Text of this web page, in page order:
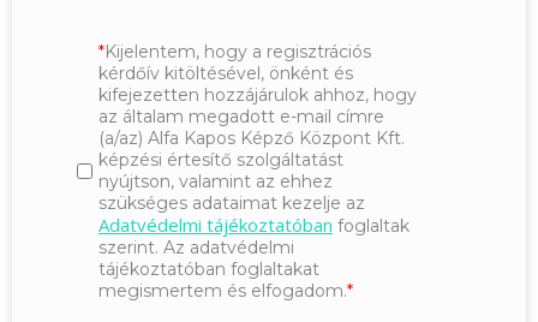
Kijelentem, hogy a regisztrációs
kérdőív kitöltésével, önként és
kifejezetten hozzájárulok ahhoz, hogy
az általam megadott e-mail címre
(a/az) Alfa Kapos Képző Központ Kft.
képzési értesítő szolgáltatást
nyújtson, valamint az ehhez
szükséges adataimat kezelje az
Adatvédelmi tájékoztatóban foglaltak
szerint. Az adatvédelmi
tájékoztatóban foglaltakat
megismertem és elfogadom.